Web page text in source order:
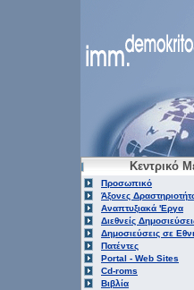
Κεντρικό
Προσωπικό
Άξονες
Αναπτυξιακά 'Εργα
Διεθνείς
Δημοσιεύσεις σε
Πατέντες
Portal - Web Sites
Cd-roms
Βιβλία